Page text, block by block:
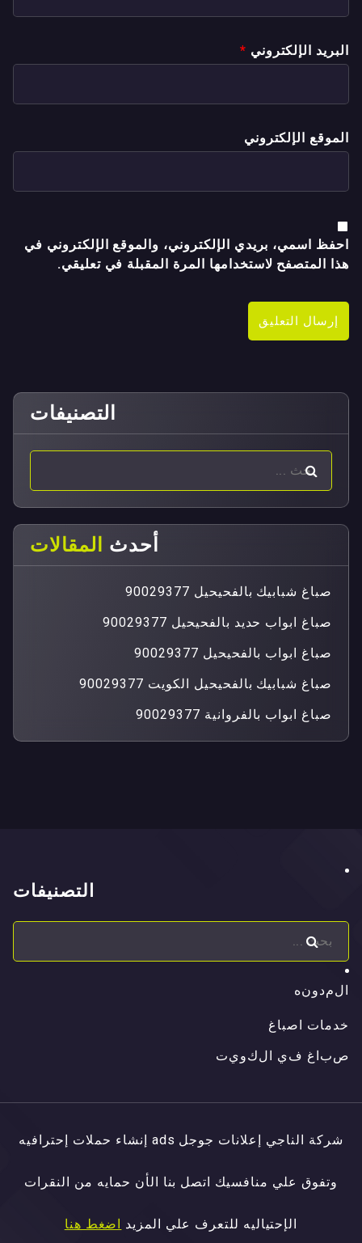
البريد الإلكتروني*
الموقع الإلكتروني
احفظ اسمي، بريدي الإلكتروني، والموقع الإلكتروني في
هذا المتصفح لاستخدامها المرة المقبلة في تعليقي.
التصنيفات
أحدث المقالات
صباغ شبابيك بالفحيحيل 90029377
صباغ ابواب حديد بالفحيحيل 90029377
صباغ ابواب بالفحيحيل 90029377
صباغ شبابيك بالفحيحيل الكويت 90029377
صباغ ابواب بالفروانية 90029377
التصنيفات
ل
لمدونه
خدمات اصباغ
ل
صباغ في ا لكويت
شركة الناجي إعلانات جوجل ads إنشاء حملات إحترافيه
وتفوق علي منافسيك اتصل بنا الأن حمايه من النقرات
الإحتياليه للتعرف علي المزيداضغط هنا